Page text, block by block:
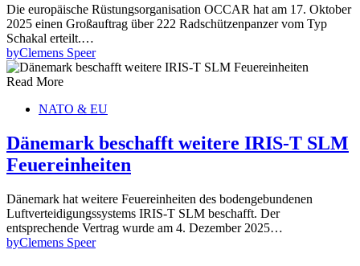
Die europäische Rüstungsorganisation OCCAR hat am 17. Oktober
2025 einen Großauftrag über 222 Radschützenpanzer vom Typ
Schakal erteilt.…
byClemens Speer
Read More
NATO & EU
Dänemark beschafft weitere IRIS-T SLM
Feuereinheiten
Dänemark hat weitere Feuereinheiten des bodengebundenen
Luftverteidigungssystems IRIS-T SLM beschafft. Der
entsprechende Vertrag wurde am 4. Dezember 2025…
byClemens Speer